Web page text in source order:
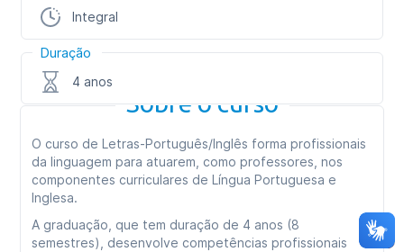
Integral
Duração
4 anos
Sobre o curso
O curso de Letras-Português/Inglês forma profissionais
da linguagem para atuarem, como professores, nos
componentes curriculares de Língua Portuguesa e
Inglesa.
A graduação, que tem duração de 4 anos (8
semestres), desenvolve competências profissionais